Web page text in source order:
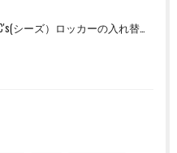
船橋株式会社C's(シーズ）ロッカーの入れ替え作業も全国対応お任せ下さい！